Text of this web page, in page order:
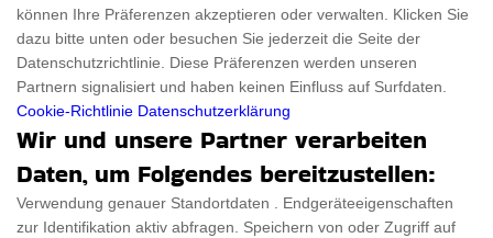
ThanksGiving Trendiger Rabattcode
Black Friday
Ein Produkt einreichen
Kontakt
Ein Produkt einreichen
Geschenkeführer
Datenschutz­erklärung
Datenschutz­erklärung
Impressum
Cookies
können Ihre Präferenzen akzeptieren oder verwalten. Klicken Sie
dazu bitte unten oder besuchen Sie jederzeit die Seite der
Datenschutzrichtlinie. Diese Präferenzen werden unseren
Partnern signalisiert und haben keinen Einfluss auf Surfdaten.
Cookie-Richtlinie Datenschutzerklärung
Wir und unsere Partner verarbeiten
Daten, um Folgendes bereitzustellen:
Verwendung genauer Standortdaten . Endgeräteeigenschaften
zur Identifikation aktiv abfragen. Speichern von oder Zugriff auf